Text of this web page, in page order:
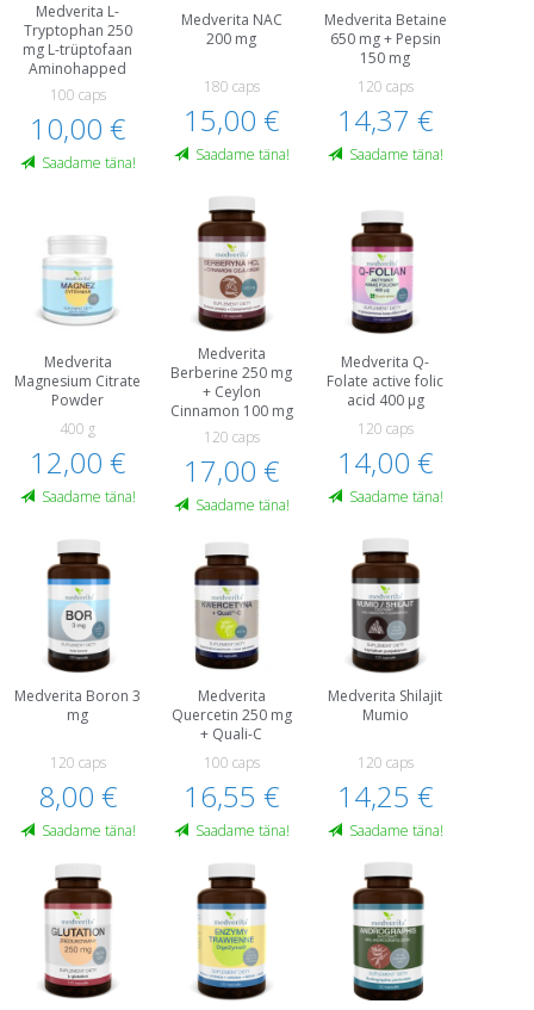
Medverita L-
Tryptophan 250
mg L-trüptofaan
Aminohapped
100 caps
10,00 €
Saadame täna!
Medverita NAC
200 mg
180 caps
15,00 €
Saadame täna!
Medverita Betaine
650 mg + Pepsin
150 mg
120 caps
14,37 €
Saadame täna!
Medverita
Magnesium Citrate
Powder
400 g
12,00 €
Saadame täna!
Medverita
Berberine 250 mg
+ Ceylon
Cinnamon 100 mg
120 caps
17,00 €
Saadame täna!
Medverita Q-
Folate active folic
acid 400 µg
120 caps
14,00 €
Saadame täna!
Medverita Boron 3
mg
120 caps
8,00 €
Saadame täna!
Medverita
Quercetin 250 mg
+ Quali-C
100 caps
16,55 €
Saadame täna!
Medverita Shilajit
Mumio
120 caps
14,25 €
Saadame täna!